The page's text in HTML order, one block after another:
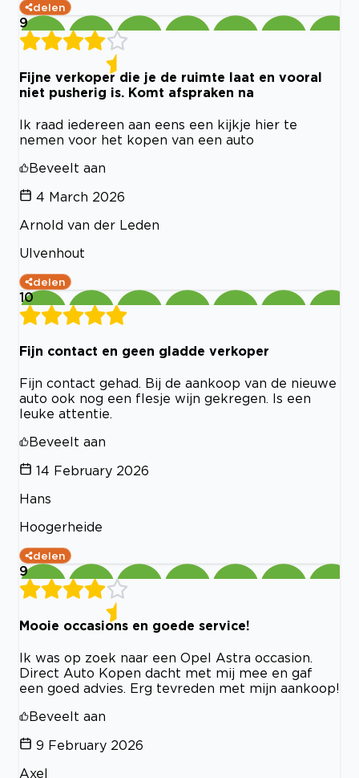
delen
9
Fijne verkoper die je de ruimte laat en vooral
niet pusherig is. Komt afspraken na
Ik raad iedereen aan eens een kijkje hier te
nemen voor het kopen van een auto
Beveelt aan
4 March 2026
Arnold van der Leden
Ulvenhout
delen
10
Fijn contact en geen gladde verkoper
Fijn contact gehad. Bij de aankoop van de nieuwe
auto ook nog een flesje wijn gekregen. Is een
leuke attentie.
Beveelt aan
14 February 2026
Hans
Hoogerheide
delen
9
Mooie occasions en goede service!
Ik was op zoek naar een Opel Astra occasion.
Direct Auto Kopen dacht met mij mee en gaf
een goed advies. Erg tevreden met mijn aankoop!
Beveelt aan
9 February 2026
Axel